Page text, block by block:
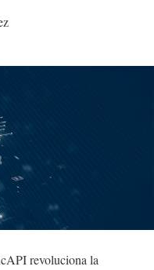
revoluciona la